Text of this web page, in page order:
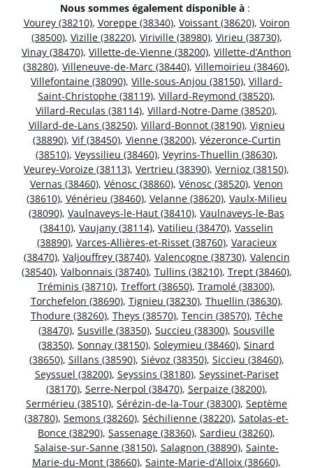
Nous sommes également disponible à :
Vourey (38210), Voreppe (38340), Voissant (38620), Voiron
(38500), Vizille (38220), Viriville (38980), Virieu (38730),
Vinay (38470), Villette-de-Vienne (38200), Villette-d’Anthon
(38280), Villeneuve-de-Marc (38440), Villemoirieu (38460),
Villefontaine (38090), Ville-sous-Anjou (38150), Villard-
Saint-Christophe (38119), Villard-Reymond (38520),
Villard-Reculas (38114), Villard-Notre-Dame (38520),
Villard-de-Lans (38250), Villard-Bonnot (38190), Vignieu
(38890), Vif (38450), Vienne (38200), Vézeronce-Curtin
(38510), Veyssilieu (38460), Veyrins-Thuellin (38630),
Veurey-Voroize (38113), Vertrieu (38390), Vernioz (38150),
Vernas (38460), Vénosc (38860), Vénosc (38520), Venon
(38610), Vénérieu (38460), Velanne (38620), Vaulx-Milieu
(38090), Vaulnaveys-le-Haut (38410), Vaulnaveys-le-Bas
(38410), Vaujany (38114), Vatilieu (38470), Vasselin
(38890), Varces-Allières-et-Risset (38760), Varacieux
(38470), Valjouffrey (38740), Valencogne (38730), Valencin
(38540), Valbonnais (38740), Tullins (38210), Trept (38460),
Tréminis (38710), Treffort (38650), Tramolé (38300),
Torchefelon (38690), Tignieu (38230), Thuellin (38630),
Thodure (38260), Theys (38570), Tencin (38570), Têche
(38470), Susville (38350), Succieu (38300), Sousville
(38350), Sonnay (38150), Soleymieu (38460), Sinard
(38650), Sillans (38590), Siévoz (38350), Siccieu (38460),
Seyssuel (38200), Seyssins (38180), Seyssinet-Pariset
(38170), Serre-Nerpol (38470), Serpaize (38200),
Sermérieu (38510), Sérézin-de-la-Tour (38300), Septème
(38780), Semons (38260), Séchilienne (38220), Satolas-et-
Bonce (38290), Sassenage (38360), Sardieu (38260),
Salaise-sur-Sanne (38150), Salagnon (38890), Sainte-
Marie-du-Mont (38660), Sainte-Marie-d’Alloix (38660),